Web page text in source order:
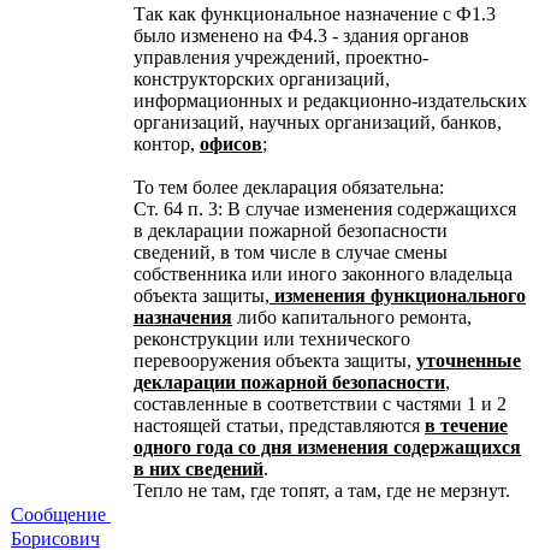
Так как функциональное назначение с Ф1.3
было изменено на Ф4.3 - здания органов
управления учреждений, проектно-
конструкторских организаций,
информационных и редакционно-издательских
организаций, научных организаций, банков,
контор, офисов;
То тем более декларация обязательна:
Ст. 64 п. 3: В случае изменения содержащихся
в декларации пожарной безопасности
сведений, в том числе в случае смены
собственника или иного законного владельца
объекта защиты, изменения функционального
назначения либо капитального ремонта,
реконструкции или технического
перевооружения объекта защиты, уточненные
декларации пожарной безопасности,
составленные в соответствии с частями 1 и 2
настоящей статьи, представляются в течение
одного года со дня изменения содержащихся
в них сведений.
Тепло не там, где топят, а там, где не мерзнут.
Сообщение
Борисович